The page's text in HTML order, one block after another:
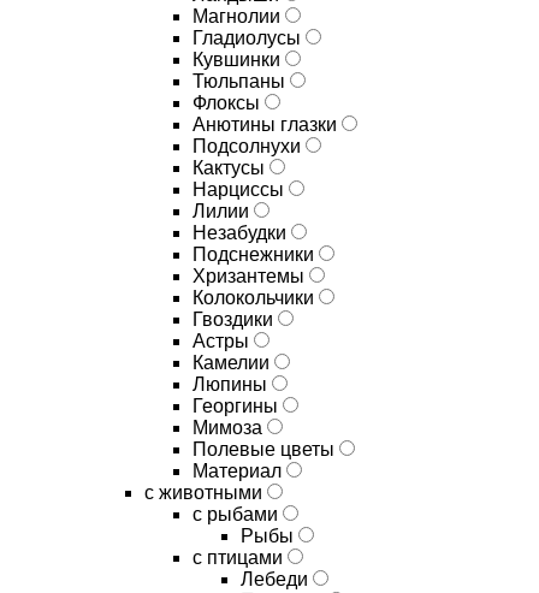
Магнолии
Гладиолусы
Кувшинки
Тюльпаны
Флоксы
Анютины глазки
Подсолнухи
Кактусы
Нарциссы
Лилии
Незабудки
Подснежники
Хризантемы
Колокольчики
Гвоздики
Астры
Камелии
Люпины
Георгины
Мимоза
Полевые цветы
Материал
с животными
с рыбами
Рыбы
с птицами
Лебеди